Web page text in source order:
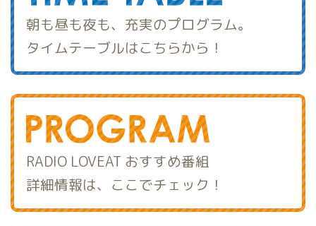
朝も昼も夜も、充実のプログラム。
タイムテーブルはこちらから！
RADIO LOVEAT おすすめ番組
詳細情報は、ここでチェック！